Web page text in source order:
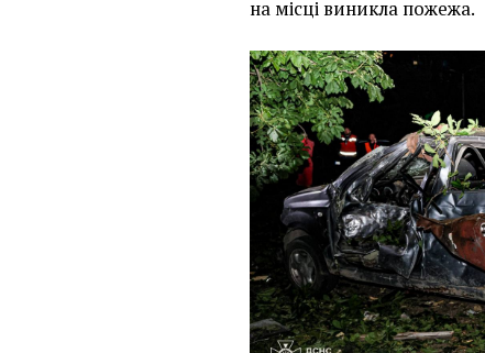
на місці виникла пожежа.